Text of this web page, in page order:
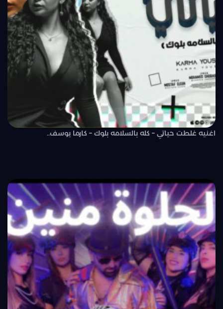
اغنيه غلطت حياتي – كله بالسلامه بلوك – كارما يوسف..